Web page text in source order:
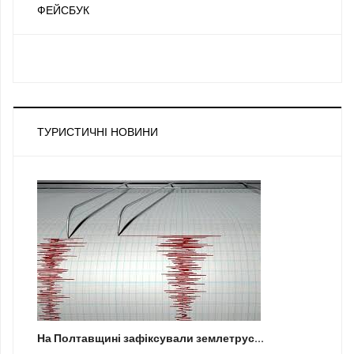
ФЕЙСБУК
ТУРИСТИЧНІ НОВИНИ
На Полтавщині зафіксували землетрус...